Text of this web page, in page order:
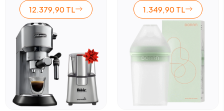
12.379,90 TL 1.349,90 TL